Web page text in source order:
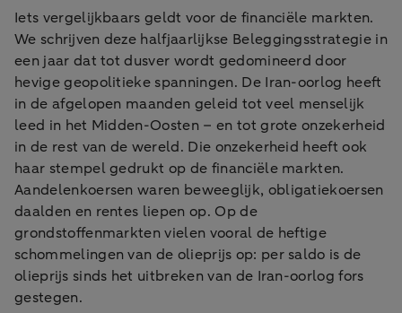
Iets vergelijkbaars geldt voor de financiële markten.
We schrijven deze halfjaarlijkse Beleggingsstrategie in
een jaar dat tot dusver wordt gedomineerd door
hevige geopolitieke spanningen. De Iran-oorlog heeft
in de afgelopen maanden geleid tot veel menselijk
leed in het Midden-Oosten – en tot grote onzekerheid
in de rest van de wereld. Die onzekerheid heeft ook
haar stempel gedrukt op de financiële markten.
Aandelenkoersen waren beweeglijk, obligatiekoersen
daalden en rentes liepen op. Op de
grondstoffenmarkten vielen vooral de heftige
schommelingen van de olieprijs op: per saldo is de
olieprijs sinds het uitbreken van de Iran-oorlog fors
gestegen.